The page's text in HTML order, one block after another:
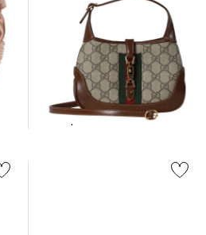
Gucci | Damen Handtasche
JACKIE 1961 MINI
2.300,00 €